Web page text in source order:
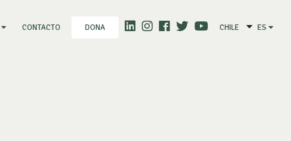
CONTACTO DONA CHILE ES